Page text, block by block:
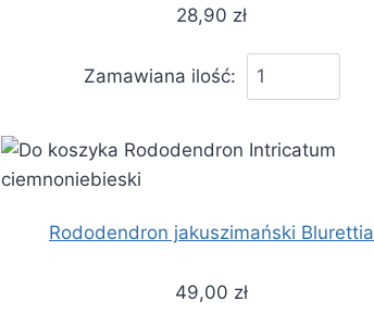
28,90 zł
Zamawiana ilość:
Rododendron jakuszimański Blurettia
49,00 zł